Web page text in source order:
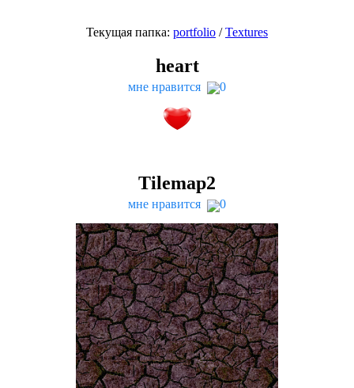
Текущая папка: port­fo­lio /Tex­tures
heart
мне нравится 0
Tilemap2
мне нравится 0